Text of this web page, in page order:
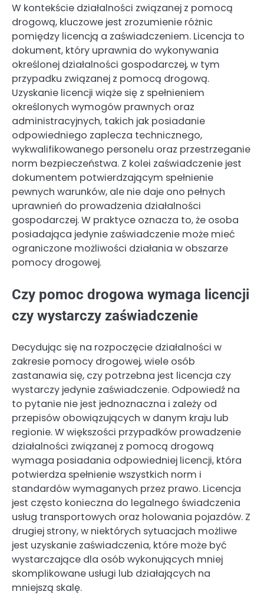
W kontekście działalności związanej z pomocą
drogową, kluczowe jest zrozumienie różnic
pomiędzy licencją a zaświadczeniem. Licencja to
dokument, który uprawnia do wykonywania
określonej działalności gospodarczej, w tym
przypadku związanej z pomocą drogową.
Uzyskanie licencji wiąże się z spełnieniem
określonych wymogów prawnych oraz
administracyjnych, takich jak posiadanie
odpowiedniego zaplecza technicznego,
wykwalifikowanego personelu oraz przestrzeganie
norm bezpieczeństwa. Z kolei zaświadczenie jest
dokumentem potwierdzającym spełnienie
pewnych warunków, ale nie daje ono pełnych
uprawnień do prowadzenia działalności
gospodarczej. W praktyce oznacza to, że osoba
posiadająca jedynie zaświadczenie może mieć
ograniczone możliwości działania w obszarze
pomocy drogowej.
Czy pomoc drogowa wymaga licencji
czy wystarczy zaświadczenie
Decydując się na rozpoczęcie działalności w
zakresie pomocy drogowej, wiele osób
zastanawia się, czy potrzebna jest licencja czy
wystarczy jedynie zaświadczenie. Odpowiedź na
to pytanie nie jest jednoznaczna i zależy od
przepisów obowiązujących w danym kraju lub
regionie. W większości przypadków prowadzenie
działalności związanej z pomocą drogową
wymaga posiadania odpowiedniej licencji, która
potwierdza spełnienie wszystkich norm i
standardów wymaganych przez prawo. Licencja
jest często konieczna do legalnego świadczenia
usług transportowych oraz holowania pojazdów. Z
drugiej strony, w niektórych sytuacjach możliwe
jest uzyskanie zaświadczenia, które może być
wystarczające dla osób wykonujących mniej
skomplikowane usługi lub działających na
mniejszą skalę.